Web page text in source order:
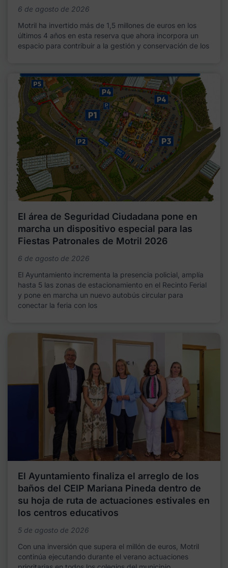
6 de agosto de 2026
Motril ha invertido más de 1,5 millones de euros en los
últimos 4 años en esta reserva que ahora incorpora un
espacio para contribuir a la gestión y conservación de los
El área de Seguridad Ciudadana pone en
marcha un dispositivo especial para las
Fiestas Patronales de Motril 2026
6 de agosto de 2026
El Ayuntamiento incrementa la presencia policial, amplía
hasta 5 las zonas de estacionamiento en el Recinto Ferial
y pone en marcha un nuevo autobús circular para
conectar la feria con los
El Ayuntamiento finaliza el arreglo de los
baños del CEIP Mariana Pineda dentro de
su hoja de ruta de actuaciones estivales en
los centros educativos
5 de agosto de 2026
Con una inversión que supera el millón de euros, Motril
continúa ejecutando durante el verano actuaciones